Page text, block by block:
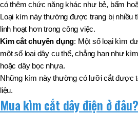
có thêm chức năng khác như bẻ, bấm
Loại kìm này thường được trang bị nhiều
linh hoạt hơn trong công việc.
Kìm cắt chuyên dụng: Một số loại kìm
một số loại dây cụ thể, chẳng hạn như
hoặc dây bọc nhựa.
Những kìm này thường có lưỡi cắt được
liệu.
Mua kìm cắt dây điện ở đâu?